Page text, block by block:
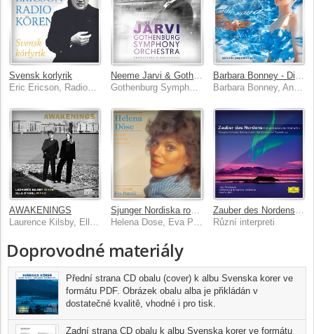
Svensk korlyrik
Barbara Bonney, Antonio Pappano
AWAKENINGS
Laurence Kilsby, Ella O'Neill
Sjunger Nordiska romanser
Helena Dose, Eva Pataki
Zauber des Nordens - Skandinavische Romantik
Různí interpreti
Doprovodné materiály
Přední strana CD obalu (cover) k albu Svenska korer ve
formátu PDF. Obrázek obalu alba je přikládán v
dostatečné kvalitě, vhodné i pro tisk.
Zadní strana CD obalu k albu Svenska korer ve formátu